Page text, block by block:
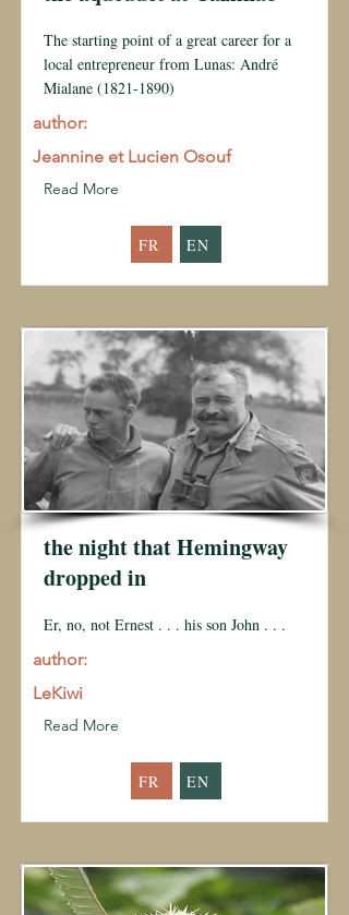
The starting point of a great career for a
local entrepreneur from Lunas: André
Mialane (1821-1890)
author:
Jeannine et Lucien Osouf
Read More
FR EN
the night that Hemingway
dropped in
Er, no, not Ernest . . . his son John . . .
author:
LeKiwi
Read More
FR EN